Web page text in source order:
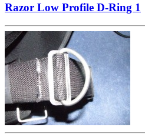
Razor Low Profile D-Ring 1